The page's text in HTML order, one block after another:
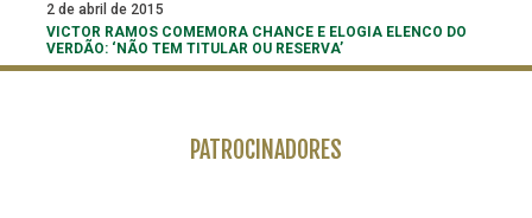
2 de abril de 2015
VICTOR RAMOS COMEMORA CHANCE E ELOGIA ELENCO DO
VERDÃO: ‘NÃO TEM TITULAR OU RESERVA’
PATROCINADORES